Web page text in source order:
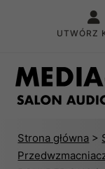
UTWÓRZ
Strona główna >